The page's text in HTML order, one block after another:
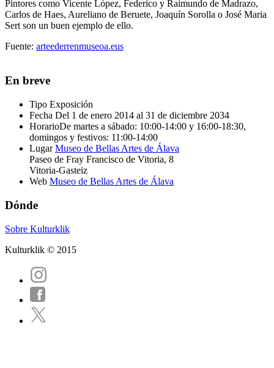
Pintores como Vicente López, Federico y Raimundo de Madrazo,
Carlos de Haes, Aureliano de Beruete, Joaquín Sorolla o José Maria
Sert son un buen ejemplo de ello.
Fuente: arteederrenmuseoa.eus
En breve
Tipo Exposición
Fecha Del 1 de enero 2014 al 31 de diciembre 2034
HorarioDe martes a sábado: 10:00-14:00 y 16:00-18:30,
domingos y festivos: 11:00-14:00
Lugar Museo de Bellas Artes de Álava
Paseo de Fray Francisco de Vitoria, 8
Vitoria-Gasteiz
Web Museo de Bellas Artes de Álava
Dónde
Sobre Kulturklik
Kulturklik © 2015